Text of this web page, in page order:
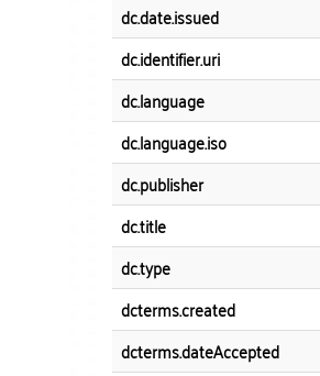
dc.date.issued
dc.identifier.uri
dc.language
dc.language.iso
dc.publisher
dc.title
dc.type
dcterms.created
dcterms.dateAccepted